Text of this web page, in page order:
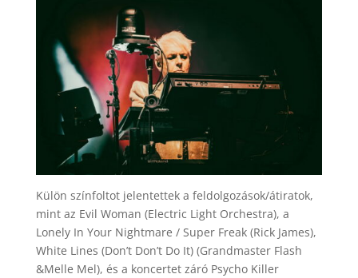
Külön színfoltot jelentettek a feldolgozások/átiratok,
mint az Evil Woman (Electric Light Orchestra), a
Lonely In Your Nightmare / Super Freak (Rick James),
White Lines (Don’t Don’t Do It) (Grandmaster Flash
&Melle Mel), és a koncertet záró Psycho Killer